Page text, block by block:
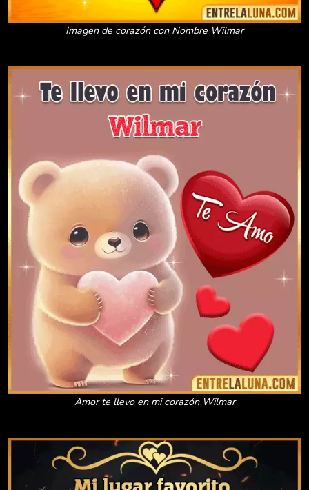
Imagen de corazón con Nombre Wilmar
Amor te llevo en mi corazón Wilmar